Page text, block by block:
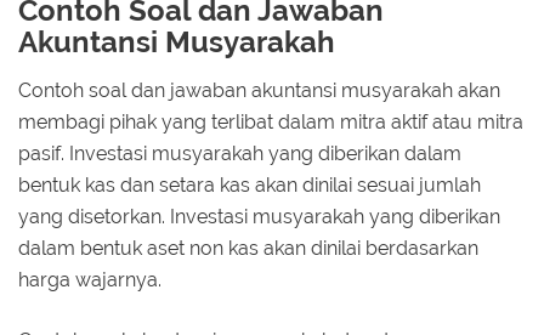
Contoh Soal dan Jawaban
Akuntansi Musyarakah
Contoh soal dan jawaban akuntansi musyarakah akan
membagi pihak yang terlibat dalam mitra aktif atau mitra
pasif. Investasi musyarakah yang diberikan dalam
bentuk kas dan setara kas akan dinilai sesuai jumlah
yang disetorkan. Investasi musyarakah yang diberikan
dalam bentuk aset non kas akan dinilai berdasarkan
harga wajarnya.